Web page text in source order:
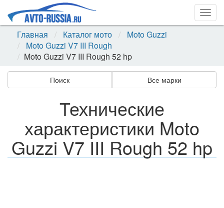
Главная
Каталог мото
Moto Guzzi
Moto Guzzi V7 III Rough
Moto Guzzi V7 III Rough 52 hp
Поиск Все марки
Технические
характеристики Moto
Guzzi V7 III Rough 52 hp